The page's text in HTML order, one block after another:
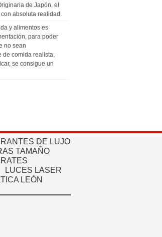
de Japón, el
absoluta realidad.
y alimentos es
para poder
no sean
de comida realista,
se consigue un
DE LUJO
TAMAÑO
LUCES LASER
LEÓN